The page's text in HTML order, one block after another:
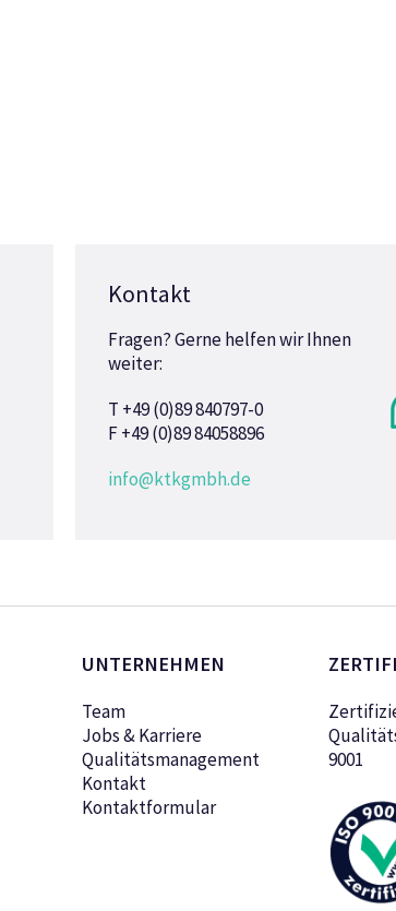
Kontakt
Fragen? Gerne helfen wir Ihnen
weiter:
T +49 (0)89 840797-0
F +49 (0)89 84058896
info@ktkgmbh.de
UNTERNEHMEN
Team
Jobs & Karriere
Qualitätsmanagement
Kontakt
Kontaktformular
9001